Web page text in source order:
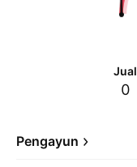
Jual
0
Pengayun